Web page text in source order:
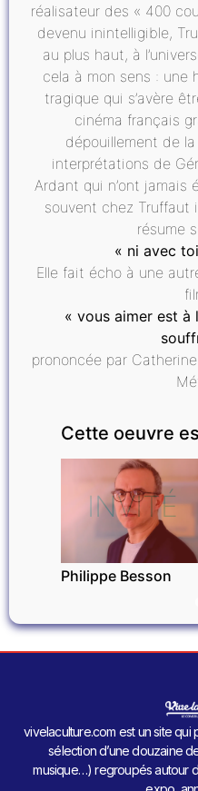
réalisateur des « 400
devenu inintelligible,
au plus haut, à
cela à mon sens : une
tragique qui s’avère
cinéma français
dépouillement de
interprétations de
Ardant qui n’ont jamais
souvent chez Truffaut
résume
« ni avec
Elle fait écho à une
« vous aimer est à
prononcée par
Cette oeuvre
INVITÉ
Philippe Besson
vivelaculture.com est un site
sélection d’une douzaine
musique…) regroupés autour